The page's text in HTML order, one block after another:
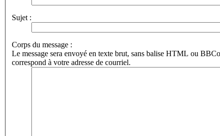
Sujet :
Corps du message :
Le message sera envoyé en texte brut, sans balise HTML ou
correspond à votre adresse de courriel.